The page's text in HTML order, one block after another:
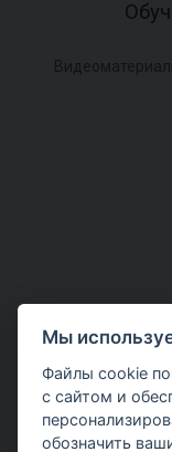
Скачайте
Мы
Файлы cookie
с сайтом и
обозначить